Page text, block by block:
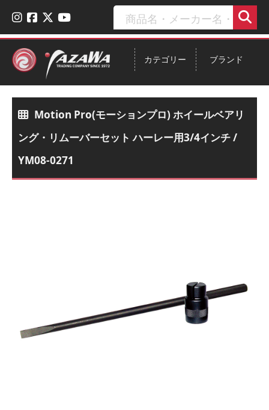
ブランド
カテゴリー
Motion Pro(モーションプロ) ホイールベアリ
ング・リムーバーセット ハーレー用3/4インチ /
YM08-0271